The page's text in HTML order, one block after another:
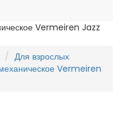
Vermeiren Jazz
Для взрослых
Vermeiren